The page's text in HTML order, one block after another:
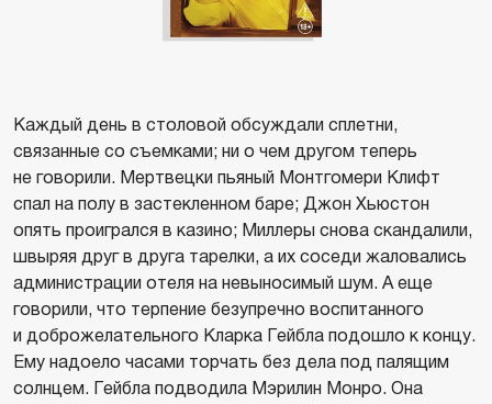
Каждый день в столовой обсуждали сплетни,
связанные со съемками; ни о чем другом теперь
не говорили. Мертвецки пьяный Монтгомери Клифт
спал на полу в застекленном баре; Джон Хьюстон
опять проигрался в казино; Миллеры снова скандалили,
швыряя друг в друга тарелки, а их соседи жаловались
администрации отеля на невыносимый шум. А еще
говорили, что терпение безупречно воспитанного
и доброжелательного Кларка Гейбла подошло к концу.
Ему надоело часами торчать без дела под палящим
солнцем. Гейбла подводила Мэрилин Монро. Она